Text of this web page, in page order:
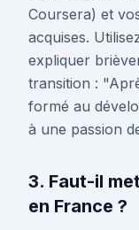
Coursera) et
acquises.
expliquer
transition :
formé au
à une passion
3. Faut-il
en France ?